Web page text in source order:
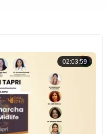
02:03:59